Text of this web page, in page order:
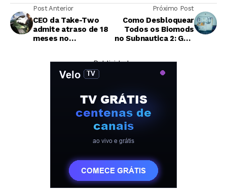
Post Anterior
CEO da Take-Two
admite atraso de 18
meses no
Próximo Post
Como Desbloquear
Todos os Biomods
no Subnautica 2: Guia
— Publicidade —